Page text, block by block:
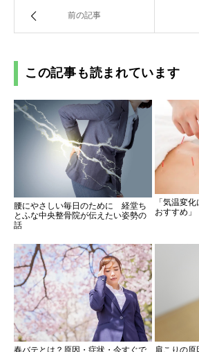
前の記事
この記事も読まれています
腰にやさしい毎日のために 経堂ち
とふな中央整骨院が伝えたい姿勢の
話
「気温変
おすすめ」
春バテとは？原因・症状・今すぐで
肩こりの原